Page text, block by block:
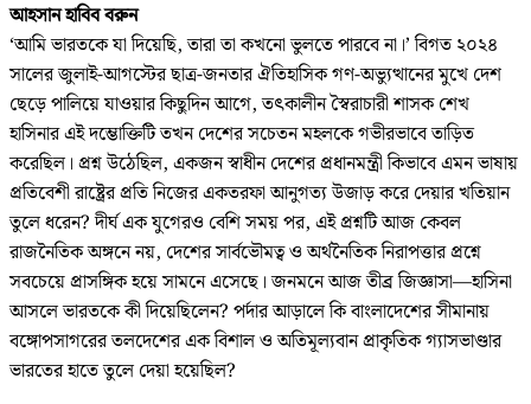
আহসান হাবিব বরুন
‘আমি ভারতকে যা দিয়েছি, তারা তা কখনো ভুলতে পারবে না।’ বিগত ২০২৪
সালের জুলাই-আগস্টের ছাত্র-জনতার ঐতিহাসিক গণ-অভ্যুত্থানের মুখে দেশ
ছেড়ে পালিয়ে যাওয়ার কিছুদিন আগে, তৎকালীন স্বৈরাচারী শাসক শেখ
হাসিনার এই দম্ভোক্তিটি তখন দেশের সচেতন মহলকে গভীরভাবে তাড়িত
করেছিল। প্রশ্ন উঠেছিল, একজন স্বাধীন দেশের প্রধানমন্ত্রী কিভাবে এমন ভাষায়
প্রতিবেশী রাষ্ট্রের প্রতি নিজের একতরফা আনুগত্য উজাড় করে দেয়ার খতিয়ান
তুলে ধরেন? দীর্ঘ এক যুগেরও বেশি সময় পর, এই প্রশ্নটি আজ কেবল
রাজনৈতিক অঙ্গনে নয়, দেশের সার্বভৌমত্ব ও অর্থনৈতিক নিরাপত্তার প্রশ্নে
সবচেয়ে প্রাসঙ্গিক হয়ে সামনে এসেছে। জনমনে আজ তীব্র জিজ্ঞাসা—হাসিনা
আসলে ভারতকে কী দিয়েছিলেন? পর্দার আড়ালে কি বাংলাদেশের সীমানায়
বঙ্গোপসাগরের তলদেশের এক বিশাল ও অতিমূল্যবান প্রাকৃতিক গ্যাসভাণ্ডার
ভারতের হাতে তুলে দেয়া হয়েছিল?